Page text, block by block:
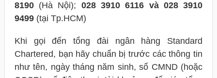
8190(Hà Nội); 028 3910 6116 và 028 3910
9499(tại Tp.HCM)
Khi gọi đến tổng đài ngân hàng Standard
Chartered, bạn hãy chuẩn bị trước các thông tin
như tên, ngày tháng năm sinh, số CMND (hoặc